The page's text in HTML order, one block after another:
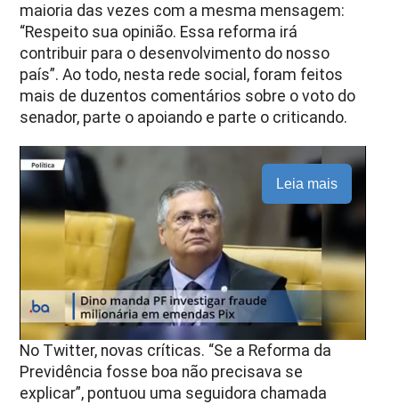
maioria das vezes com a mesma mensagem:
“Respeito sua opinião. Essa reforma irá
contribuir para o desenvolvimento do nosso
país”. Ao todo, nesta rede social, foram feitos
mais de duzentos comentários sobre o voto do
senador, parte o apoiando e parte o criticando.
Leia mais
No Twitter, novas críticas. “Se a Reforma da
Previdência fosse boa não precisava se
explicar”, pontuou uma seguidora chamada